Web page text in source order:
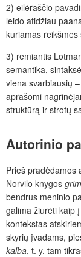
2) eilėraščio
leido atidžiau
kuriamas
3) remiantis
semantika,
viena svarbiausių
aprašomi
struktūrą ir strofų
Autorinio
Prieš pradėdamos
Norvilo knygos
bendrus meninio
galima žiūrėti kaip
kontekstas
skyrių įvadams,
kalba, t. y. tam